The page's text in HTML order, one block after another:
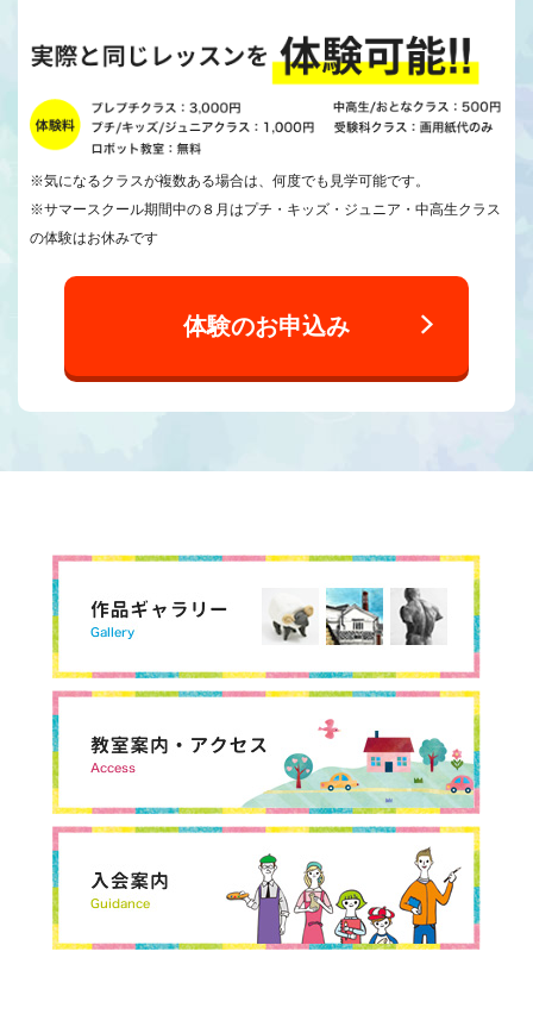
※気になるクラスが複数ある場合は、何度でも見学可能です。
※サマースクール期間中の８月はプチ・キッズ・ジュニア・中高生クラス
の体験はお休みです
体験のお申込み